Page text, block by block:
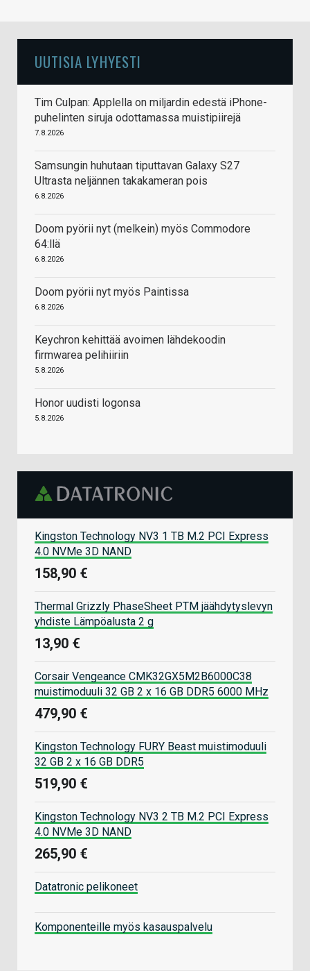
UUTISIA LYHYESTI
Tim Culpan: Applella on miljardin edestä iPhone-
puhelinten siruja odottamassa muistipiirejä
7.8.2026
Samsungin huhutaan tiputtavan Galaxy S27
Ultrasta neljännen takakameran pois
6.8.2026
Doom pyörii nyt (melkein) myös Commodore
64:llä
6.8.2026
Doom pyörii nyt myös Paintissa
6.8.2026
Keychron kehittää avoimen lähdekoodin
firmwarea pelihiiriin
5.8.2026
Honor uudisti logonsa
5.8.2026
Kingston Technology NV3 1 TB M.2 PCI Express
4.0 NVMe 3D NAND
158,90 €
Thermal Grizzly PhaseSheet PTM jäähdytyslevyn
yhdiste Lämpöalusta 2 g
13,90 €
Corsair Vengeance CMK32GX5M2B6000C38
muistimoduuli 32 GB 2 x 16 GB DDR5 6000 MHz
479,90 €
Kingston Technology FURY Beast muistimoduuli
32 GB 2 x 16 GB DDR5
519,90 €
Kingston Technology NV3 2 TB M.2 PCI Express
4.0 NVMe 3D NAND
265,90 €
Datatronic pelikoneet
Komponenteille myös kasauspalvelu